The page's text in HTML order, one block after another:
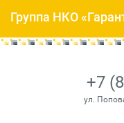
+7
ул.
Группа НКО